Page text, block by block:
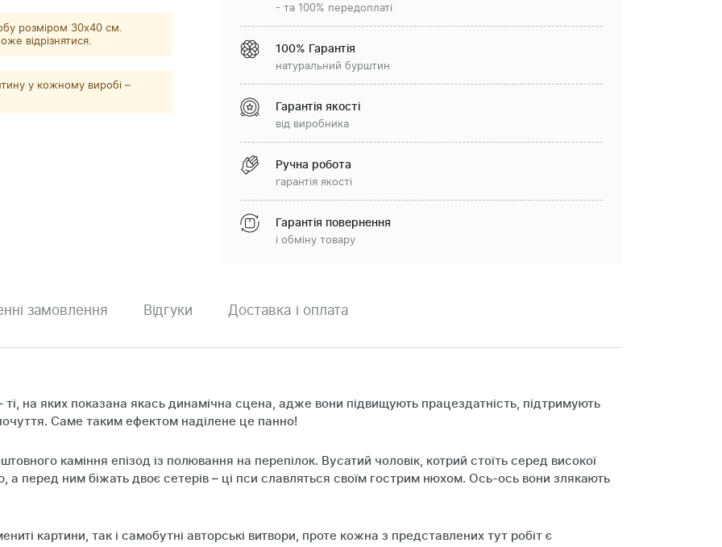
розміром 30x40 см.
відрізнятися.
у кожному виробі –
- та 100% передоплаті
100% Гарантія
натуральний бурштин
Гарантія якості
від виробника
Ручна робота
гарантія якості
Гарантія повернення
і обміну товару
замовлення Відгуки Доставка і оплата
ті, на яких показана якась динамічна сцена, адже вони підвищують працездатність, підтримують
Саме таким ефектом наділене це панно!
каміння епізод із полювання на перепілок. Вусатий чоловік, котрий стоїть серед високої
а перед ним біжать двоє сетерів – ці пси славляться своїм гострим нюхом. Ось-ось вони злякають
картини, так і самобутні авторські витвори, проте кожна з представлених тут робіт є